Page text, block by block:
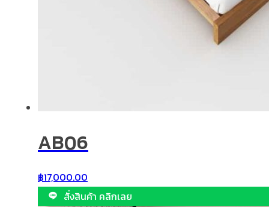
AB06
฿17,000.00
สั่งสินค้า คลิกเลย